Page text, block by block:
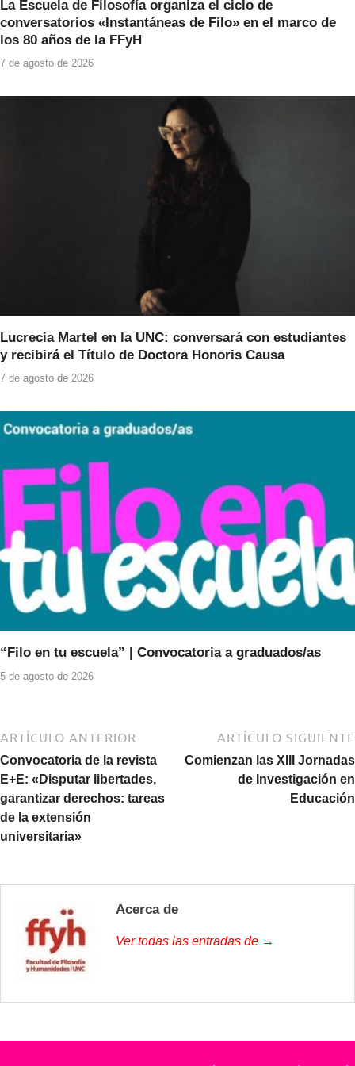
La Escuela de Filosofía organiza el ciclo de
conversatorios «Instantáneas de Filo» en el marco de
los 80 años de la FFyH
7 de agosto de 2026
Lucrecia Martel en la UNC: conversará con estudiantes
y recibirá el Título de Doctora Honoris Causa
7 de agosto de 2026
“Filo en tu escuela” | Convocatoria a graduados/as
5 de agosto de 2026
ARTÍCULO ANTERIOR
Convocatoria de la revista
E+E: «Disputar libertades,
garantizar derechos: tareas
de la extensión
universitaria»
ARTÍCULO SIGUIENTE
Comienzan las XIII Jornadas
de Investigación en
Educación
Acerca de
Ver todas las entradas de →